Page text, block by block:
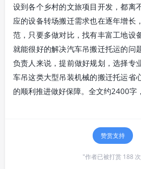
设到各个乡村的文旅项目开发，都离
应的设备转场搬迁需求也在逐年增长
范，只要多做对比，找有丰富工地设
就能很好的解决汽车吊搬迁托运的问
负责人来说，提前做好规划，选择专
车吊这类大型吊装机械的搬迁托运省
的顺利推进做好保障。全文约2400字
赞赏支持
"作者已被打赏 188